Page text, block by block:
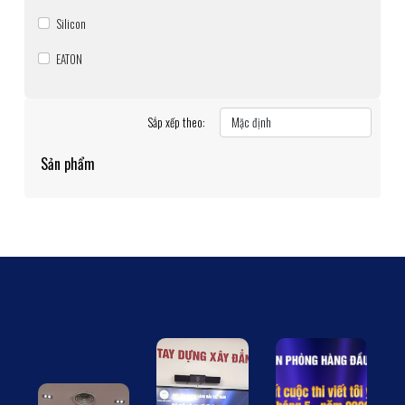
Silicon
EATON
Sản phẩm
Sắp xếp theo: